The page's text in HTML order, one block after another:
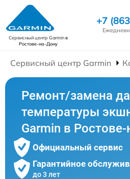
Сервисный центр Garminв
Ростове-на-Дону
+7
Сервисный центр Garmin
Ремонт/замена
температуры
Garmin в
Официальный сервис
Гарантийное
до 3 лет